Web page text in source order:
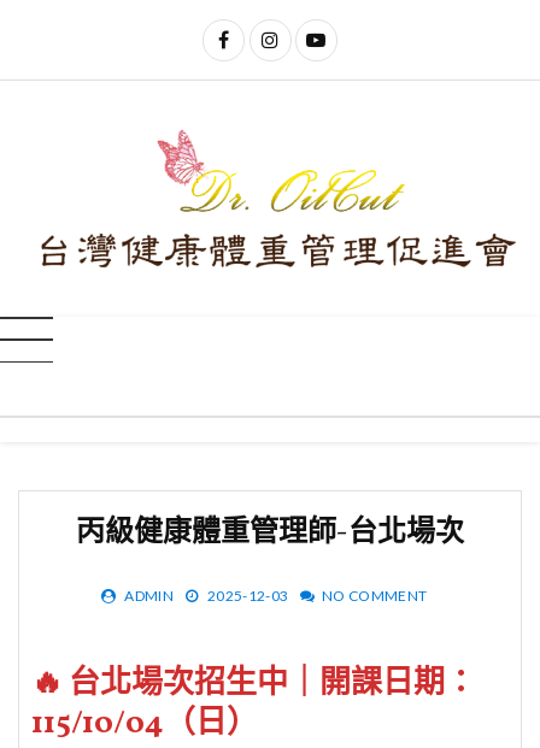
丙級健康體重管理師-台北場次
ADMIN 2025-12-03 NO COMMENT
🔥 台北場次招生中｜開課日期：
115/10/04（日）